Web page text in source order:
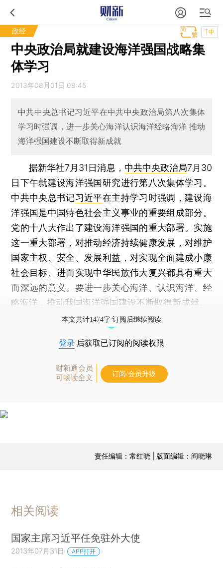
政经 T中
中央政治局就建设海洋强国战略集
体学习
2013年08月01日 08:45
中共中央总书记习近平在中共中央政治局第八次集体
学习时强调，进一步关心海洋认识海洋经略海洋 推动
海洋强国建设不断取得新成就
据新华社7月31日消息， 中共中央政治局7月30
日下午就建设海洋强国研究进行第八次集体学习。
中共中央总书记习近平在主持学习时强调，建设海
洋强国是中国特色社会主义事业的重要组成部分。
党的十八大作出了建设海洋强国的重大部署。实施
这一重大部署，对推动经济持续健康发展，对维护
国家主权、安全、发展利益，对实现全面建成小康
社会目标、进而实现中华民族伟大复兴都具有重大
而深远的意义。要进一步关心海洋、认识海洋、经
略海洋，推动我国海洋强国建设不断取得新成就。
本文共计1474字 订阅后继续阅读
登录 后获取已订阅的阅读权限
财新通会员
可畅读全文
订阅/会员升级
责任编辑：常红晓 | 版面编辑：阎晓琳
相关阅读
国家主席习近平任免驻外大使
2013年07月31日 APP打开